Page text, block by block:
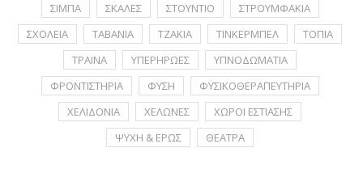
ΣΙΜΠΑ
ΣΚΑΛΕΣ ΣΤΟΥΝΤΙΟ
ΣΤΡΟΥΜΦΑΚΙΑ
ΣΧΟΛΕΙΑ
ΤΑΒΑΝΙΑ ΤΖΑΚΙΑ ΤΙΝΚΕΡΜΠΕΛ
ΤΟΠΙΑ
ΤΡΑΙΝΑ
ΥΠΕΡΗΡΩΕΣ
ΥΠΝΟΔΩΜΑΤΙΑ
ΦΡΟΝΤΙΣΤΗΡΙΑ
ΦΥΣΗ
ΦΥΣΙΚΟΘΕΡΑΠΕΥΤΗΡΙΑ
ΧΕΛΙΔΟΝΙΑ
ΧΕΛΩΝΕΣ
ΧΩΡΟΙ ΕΣΤΙΑΣΗΣ
ΨΥΧΗ & ΕΡΩΣ
ΘΕΑΤΡΑ